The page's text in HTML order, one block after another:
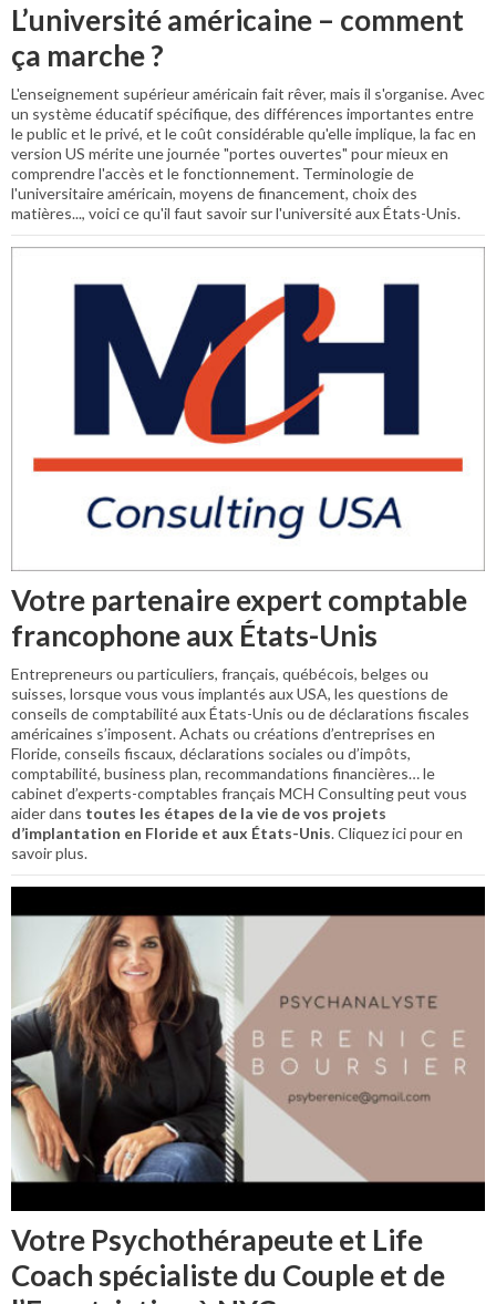
L’université américaine – comment
ça marche ?
L'enseignement supérieur américain fait rêver, mais il s'organise. Avec
un système éducatif spécifique, des différences importantes entre
le public et le privé, et le coût considérable qu'elle implique, la fac en
version US mérite une journée "portes ouvertes" pour mieux en
comprendre l'accès et le fonctionnement. Terminologie de
l'universitaire américain, moyens de financement, choix des
matières..., voici ce qu'il faut savoir sur l'université aux États-Unis.
Votre partenaire expert comptable
francophone aux États-Unis
Entrepreneurs ou particuliers, français, québécois, belges ou
suisses, lorsque vous vous implantés aux USA, les questions de
conseils de comptabilité aux États-Unis ou de déclarations fiscales
américaines s’imposent. Achats ou créations d’entreprises en
Floride, conseils fiscaux, déclarations sociales ou d’impôts,
comptabilité, business plan, recommandations financières… le
cabinet d’experts-comptables français MCH Consulting peut vous
aider dans toutes les étapes de la vie de vos projets
d’implantation en Floride et aux États-Unis. Cliquez ici pour en
savoir plus.
Votre Psychothérapeute et Life
Coach spécialiste du Couple et de